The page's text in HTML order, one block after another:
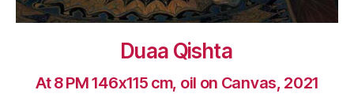
Duaa Qishta
At 8 PM 146x115 cm, oil on Canvas, 2021